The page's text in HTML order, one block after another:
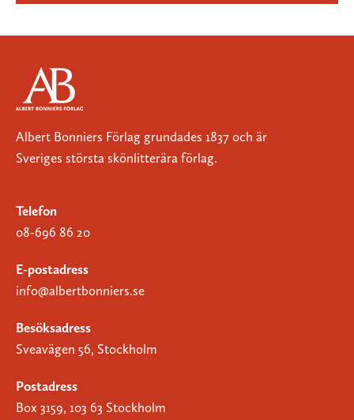
Albert Bonniers Förlag grundades 1837 och är
Sveriges största skönlitterära förlag.
Telefon
08-696 86 20
E-postadress
info@albertbonniers.se
Besöksadress
Sveavägen 56, Stockholm
Postadress
Box 3159, 103 63 Stockholm